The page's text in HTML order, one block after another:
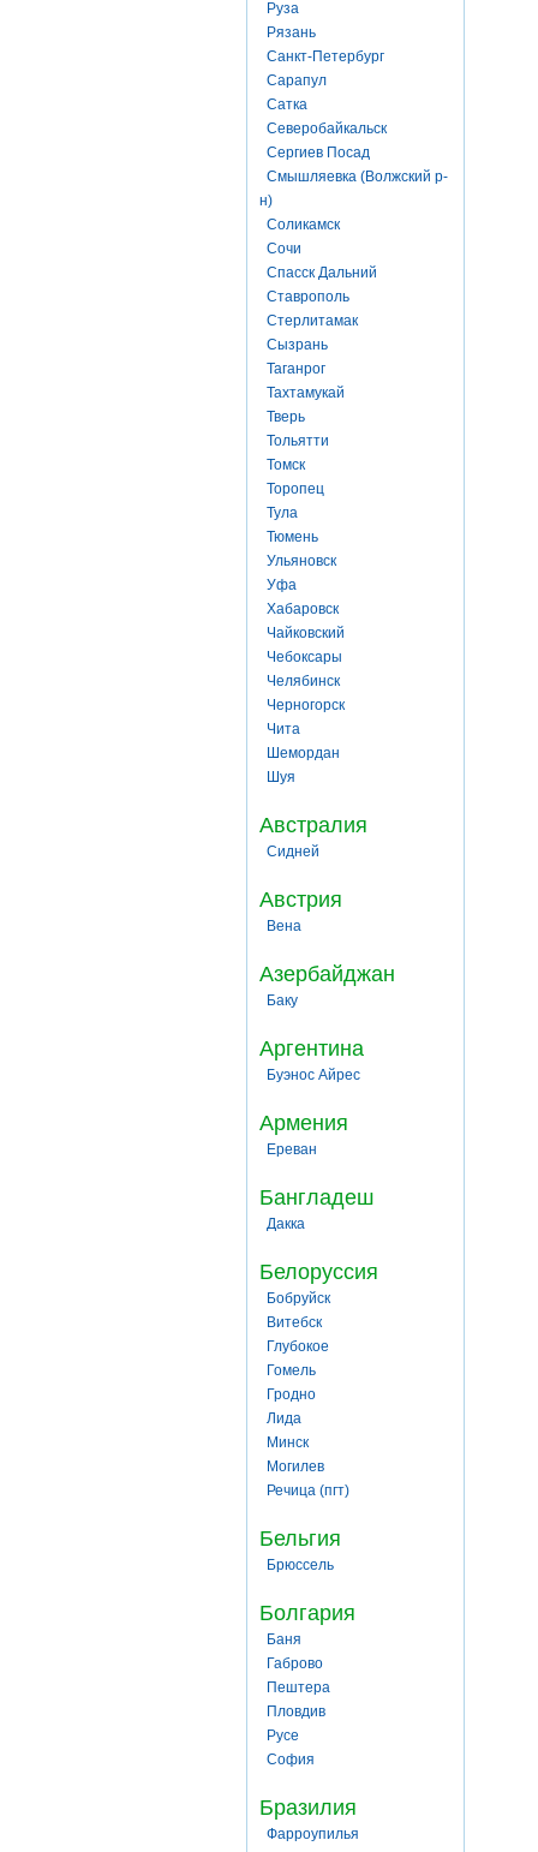
Руза
Рязань
Санкт-Петербург
Сарапул
Сатка
Северобайкальск
Сергиев Посад
Смышляевка (Волжский р-
н)
Соликамск
Сочи
Спасск Дальний
Ставрополь
Стерлитамак
Сызрань
Таганрог
Тахтамукай
Тверь
Тольятти
Томск
Торопец
Тула
Тюмень
Ульяновск
Уфа
Хабаровск
Чайковский
Чебоксары
Челябинск
Черногорск
Чита
Шемордан
Шуя
Австралия
Сидней
Австрия
Вена
Азербайджан
Баку
Аргентина
Буэнос Айрес
Армения
Ереван
Бангладеш
Дакка
Белоруссия
Бобруйск
Витебск
Глубокое
Гомель
Гродно
Лида
Минск
Могилев
Речица (пгт)
Бельгия
Брюссель
Болгария
Баня
Габрово
Пештера
Пловдив
Русе
София
Бразилия
Фарроупилья